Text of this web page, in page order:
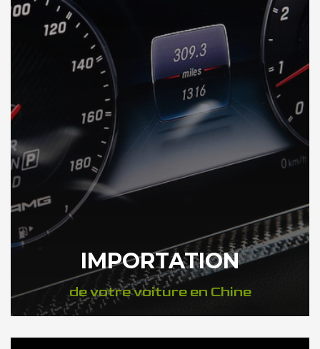
IMPORTATION
de votre voiture en Chine